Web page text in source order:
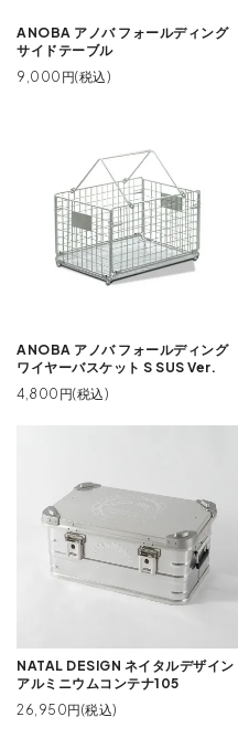
ANOBA アノバ フォールディング
サイドテーブル
9,000円(税込)
ANOBA アノバ フォールディング
ワイヤーバスケット S SUS Ver.
4,800円(税込)
NATAL DESIGN ネイタルデザイン
アルミニウムコンテナ105
26,950円(税込)